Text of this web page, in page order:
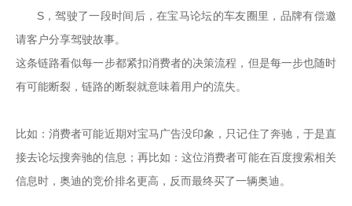
请客户分享驾驶故事。
这条链路看似每一步都紧扣消费者的决策流程，但是每一步也随时
有可能断裂，链路的断裂就意味着用户的流失。
比如：消费者可能近期对宝马广告没印象，只记住了奔驰，于是直
接去论坛搜奔驰的信息；再比如：这位消费者可能在百度搜索相关
信息时，奥迪的竞价排名更高，反而最终买了一辆奥迪。